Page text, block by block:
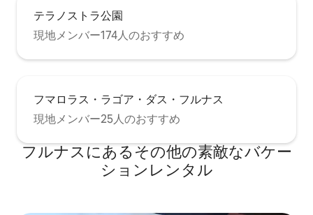
テラノストラ公園
現地メンバー174人のおすすめ
フマロラス・ラゴア・ダス・フルナス
現地メンバー25人のおすすめ
フルナスにあるその他の素敵なバケー
ションレンタル